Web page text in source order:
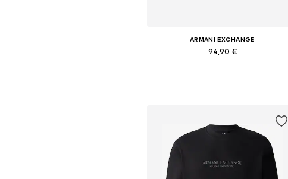
ARMANI EXCHANGE
94,90 €